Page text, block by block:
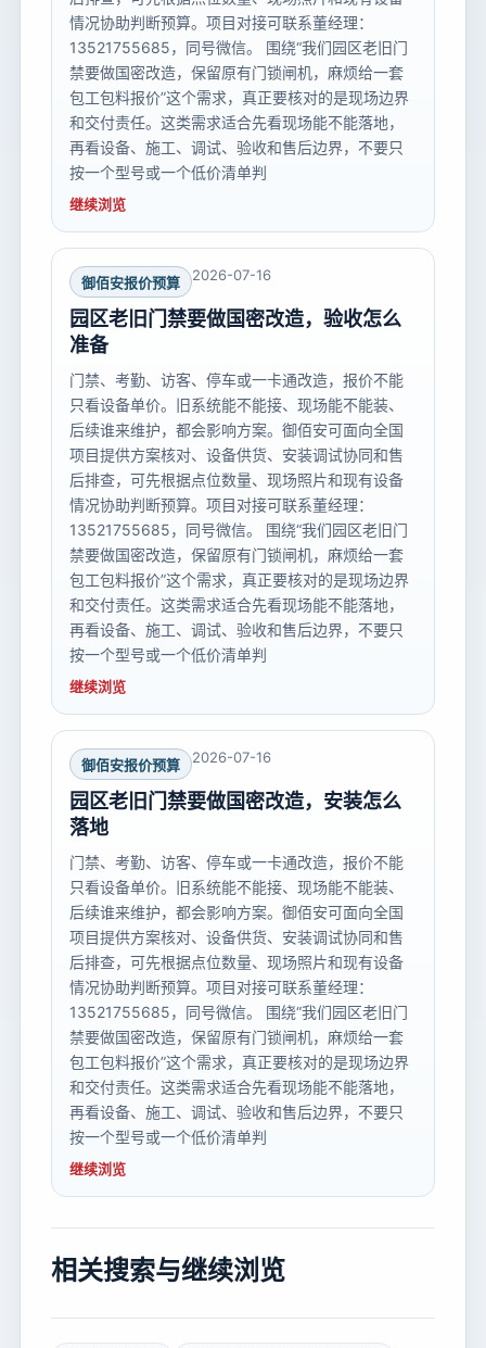
情况协助判断预算。项目对接可联系董经理：
13521755685，同号微信。 围绕“我们园区老旧门
禁要做国密改造，保留原有门锁闸机，麻烦给一套
包工包料报价”这个需求，真正要核对的是现场边界
和交付责任。这类需求适合先看现场能不能落地，
再看设备、施工、调试、验收和售后边界，不要只
按一个型号或一个低价清单判
继续浏览
御佰安报价预算 2026-07-16
园区老旧门禁要做国密改造，验收怎么
准备
门禁、考勤、访客、停车或一卡通改造，报价不能
只看设备单价。旧系统能不能接、现场能不能装、
后续谁来维护，都会影响方案。御佰安可面向全国
项目提供方案核对、设备供货、安装调试协同和售
后排查，可先根据点位数量、现场照片和现有设备
情况协助判断预算。项目对接可联系董经理：
13521755685，同号微信。 围绕“我们园区老旧门
禁要做国密改造，保留原有门锁闸机，麻烦给一套
包工包料报价”这个需求，真正要核对的是现场边界
和交付责任。这类需求适合先看现场能不能落地，
再看设备、施工、调试、验收和售后边界，不要只
按一个型号或一个低价清单判
继续浏览
御佰安报价预算 2026-07-16
园区老旧门禁要做国密改造，安装怎么
落地
门禁、考勤、访客、停车或一卡通改造，报价不能
只看设备单价。旧系统能不能接、现场能不能装、
后续谁来维护，都会影响方案。御佰安可面向全国
项目提供方案核对、设备供货、安装调试协同和售
后排查，可先根据点位数量、现场照片和现有设备
情况协助判断预算。项目对接可联系董经理：
13521755685，同号微信。 围绕“我们园区老旧门
禁要做国密改造，保留原有门锁闸机，麻烦给一套
包工包料报价”这个需求，真正要核对的是现场边界
和交付责任。这类需求适合先看现场能不能落地，
再看设备、施工、调试、验收和售后边界，不要只
按一个型号或一个低价清单判
继续浏览
相关搜索与继续浏览